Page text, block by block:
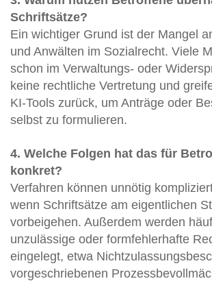
Schriftsätze?
Ein wichtiger Grund ist der Mangel
und Anwälten im Sozialrecht. Viele
schon im Verwaltungs- oder
keine rechtliche Vertretung und
KI-Tools zurück, um Anträge oder
selbst zu formulieren.
4. Welche Folgen hat das für
konkret?
Verfahren können unnötig
wenn Schriftsätze am eigentlichen
vorbeigehen. Außerdem werden
unzulässige oder formfehlerhafte
eingelegt, etwa
vorgeschriebenen